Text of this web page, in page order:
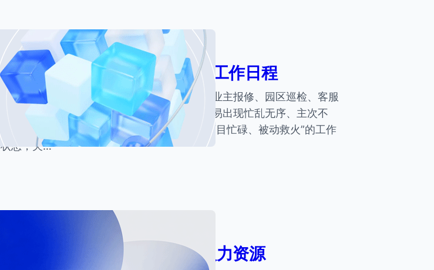
住云资讯 8 月 2, 2026
让AI帮你规划好一天物业管理工作日程
物业管理工作琐碎繁杂、事项零散，日常面临业主报修、园区巡检、客服
咨询、台账整理、应急处理等多重工作，很容易出现忙乱无序、主次不
分、遗漏事项、加班低效等问题。想要摆脱“盲目忙碌、被动救火”的工作
状态，关…
园区智慧管理方案 高效利用人力资源